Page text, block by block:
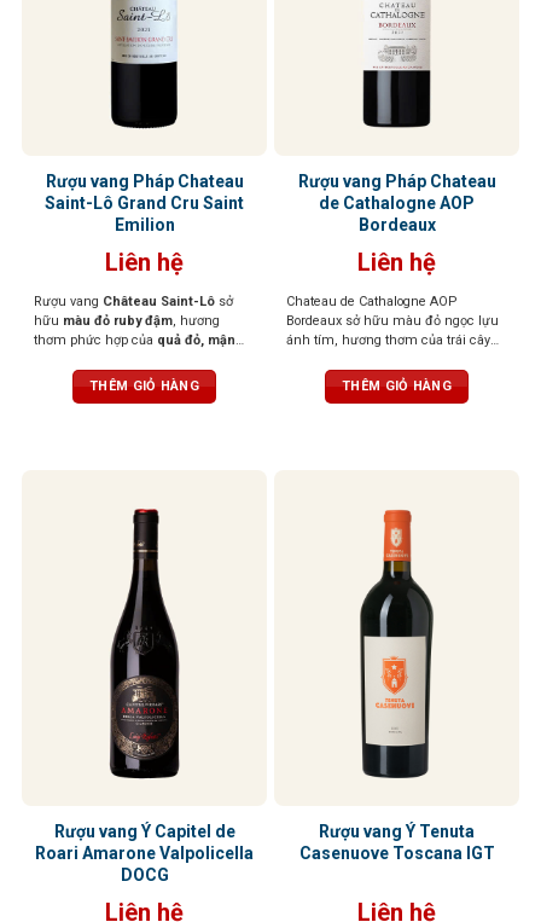
Rượu vang Pháp Chateau
Saint-Lô Grand Cru Saint
Emilion
Liên hệ
Rượu vang Château Saint-Lô sở
hữu màu đỏ ruby đậm, hương
thơm phức hợp của quả đỏ, mận
gỗ và thuốc lá. Khi thưởng thức, vị
rượu lan tỏa êm dịu,
tannin mượt
THÊM GIỎ HÀNG
Rượu vang Pháp Chateau
de Cathalogne AOP
Bordeaux
Liên hệ
Chateau de Cathalogne AOP
Bordeaux sở hữu màu đỏ ngọc lựu
ánh tím, hương thơm của trái cây
việt quất và dâu rừng quyện cùng
kẹo trái cây và mứt ngọt. Rượu mềm
THÊM GIỎ HÀNG
Rượu vang Ý Capitel de
Roari Amarone Valpolicella
DOCG
Liên hệ
Rượu vang Ý Tenuta
Casenuove Toscana IGT
Liên hệ